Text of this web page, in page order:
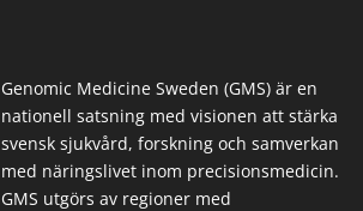
Genomic Medicine Sweden (GMS) är en
nationell satsning med visionen att stärka
svensk sjukvård, forskning och samverkan
med näringslivet inom precisionsmedicin.
GMS utgörs av regioner med